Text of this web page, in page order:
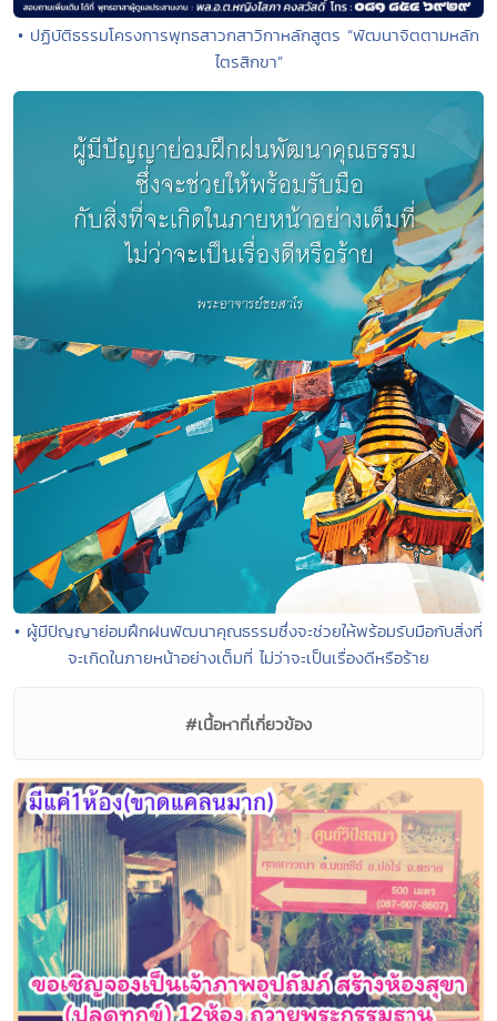
• ปฏิบัติธรรมโครงการพุทธสาวกสาวิกาหลักสูตร “พัฒนาจิตตามหลัก
ไตรสิกขา”
• ผู้มีปัญญาย่อมฝึกฝนพัฒนาคุณธรรมซึ่งจะช่วยให้พร้อมรับมือกับสิ่งที่
จะเกิดในภายหน้าอย่างเต็มที่ ไม่ว่าจะเป็นเรื่องดีหรือร้าย
#เนื้อหาที่เกี่ยวข้อง